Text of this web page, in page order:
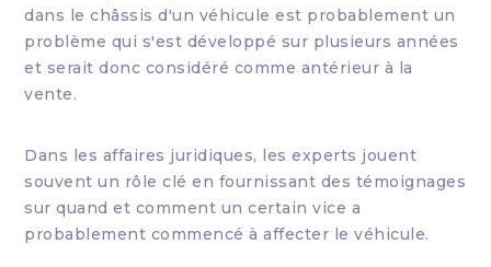
dans le châssis d'un véhicule est probablement un
problème qui s'est développé sur plusieurs années
et serait donc considéré comme antérieur à la
vente.
Dans les affaires juridiques, les experts jouent
souvent un rôle clé en fournissant des témoignages
sur quand et comment un certain vice a
probablement commencé à affecter le véhicule.